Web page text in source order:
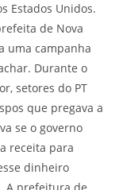
Estados Unidos.
de Nova
uma campanha
Durante o
setores do PT
que pregava a
se o governo
receita para
dinheiro